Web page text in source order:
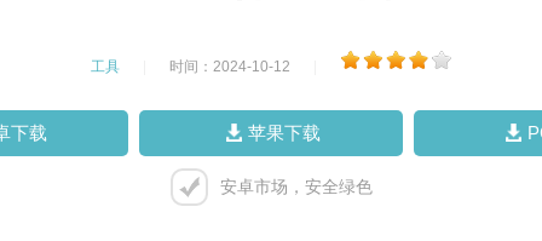
工具 时间：2024-10-12
下载 苹果下载
安卓市场，安全绿色